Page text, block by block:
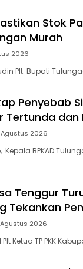
Stok
Murah
2026
Plt. Bupati
Penyebab
Tertunda dan
2026
BPKAD
Tenggur
Tekankan
2026
Ketua TP PKK